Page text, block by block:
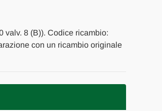
valv. 8 (B)). Codice ricambio:
con un ricambio originale